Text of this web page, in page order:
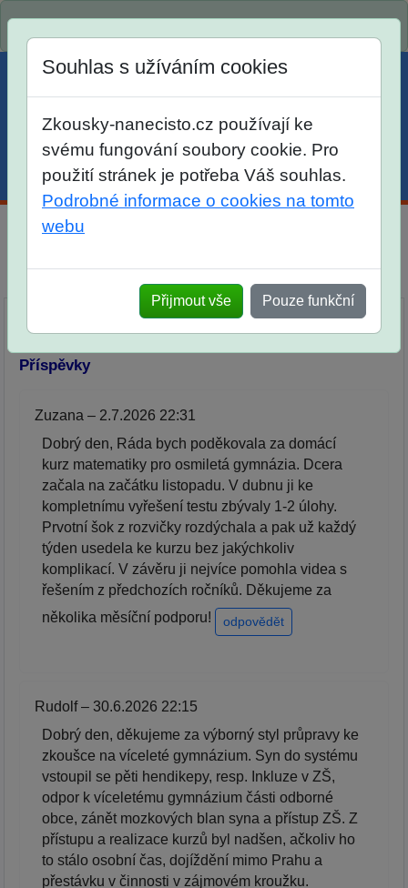
Menu Účet Košík
po skutečných přijímacích zkouškách
Souhlas s užíváním cookies
Zkousky-nanecisto.cz používají ke
svému fungování soubory cookie. Pro
použití stránek je potřeba Váš souhlas.
Podrobné informace o cookies na tomto
webu
Přijmout vše Pouze funkční
Přidat příspěvek
Příspěvky
Zuzana – 2.7.2026 22:31
Dobrý den, Ráda bych poděkovala za domácí
kurz matematiky pro osmiletá gymnázia. Dcera
začala na začátku listopadu. V dubnu ji ke
kompletnímu vyřešení testu zbývaly 1-2 úlohy.
Prvotní šok z rozvičky rozdýchala a pak už každý
týden usedela ke kurzu bez jakýchkoliv
komplikací. V závěru ji nejvíce pomohla videa s
řešením z předchozích ročníků. Děkujeme za
několika měsíční podporu!
odpovědět
Rudolf – 30.6.2026 22:15
Dobrý den, děkujeme za výborný styl průpravy ke
zkoušce na víceleté gymnázium. Syn do systému
vstoupil se pěti hendikepy, resp. Inkluze v ZŠ,
odpor k víceletému gymnázium části odborné
obce, zánět mozkových blan syna a přístup ZŠ. Z
přístupu a realizace kurzů byl nadšen, ačkoliv ho
to stálo osobní čas, dojíždění mimo Prahu a
přestávku v činnosti v zájmovém kroužku.